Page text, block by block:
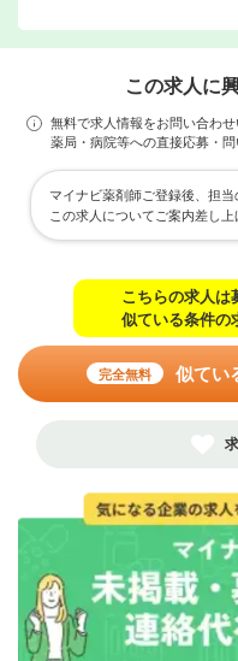
この求人に
無料で求人情報をお問い合わせ
薬局・病院等への直接応募・
マイナビ薬剤師ご登録後、担
この求人についてご案内差し上
こちらの求人は
似ている条件の
完全無料 似てい